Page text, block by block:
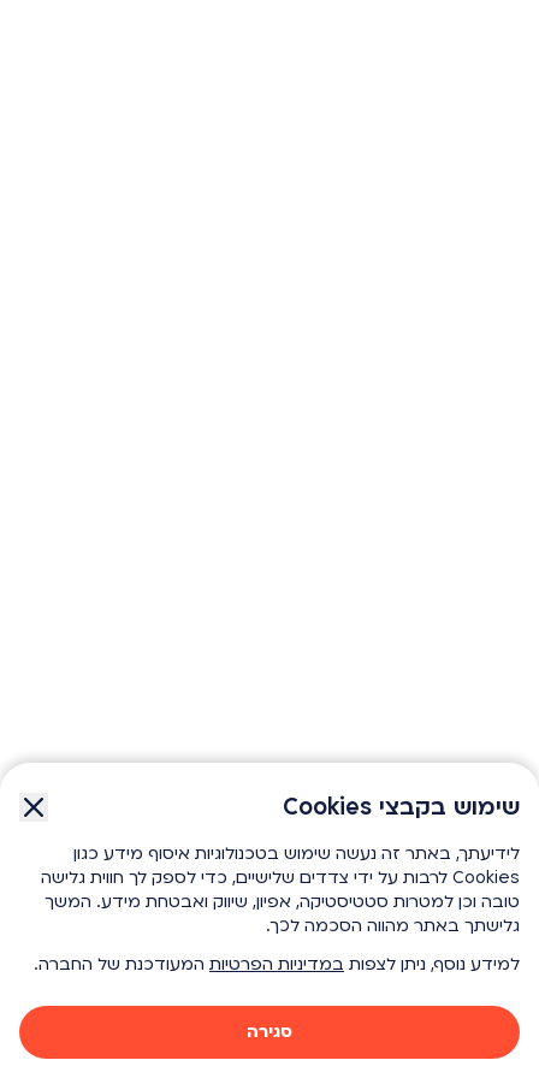
שימוש בקבצי Cookies
לידיעתך, באתר זה נעשה שימוש בטכנולוגיות איסוף מידע כגון
Cookies לרבות על ידי צדדים שלישיים, כדי לספק לך חווית גלישה
טובה וכן למטרות סטטיסטיקה, אפיון, שיווק ואבטחת מידע. המשך
גלישתך באתר מהווה הסכמה לכך.
למידע נוסף, ניתן לצפות במדיניות הפרטיות המעודכנת של החברה.
סגירה
שימוש בקבצי Cookies
לידיעתך, באתר זה נעשה שימוש בטכנולוגיות איסוף מידע כגון
Cookies לרבות על ידי צדדים שלישיים, כדי לספק לך חווית גלישה
טובה וכן למטרות סטטיסטיקה, אפיון, שיווק ואבטחת מידע. המשך
גלישתך באתר מהווה הסכמה לכך.
למידע נוסף, ניתן לצפות במדיניות הפרטיות המעודכנת של החברה.
סגירה